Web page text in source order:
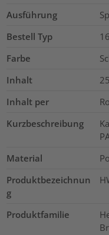
Ausführung
Bestell Typ
Farbe
Inhalt
25
Inhalt per
Kurzbeschreibung
Material
Produktbezeichnun
g
Produktfamilie